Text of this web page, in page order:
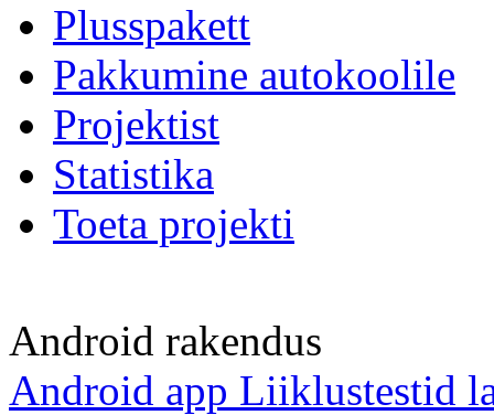
Plusspakett
Pakkumine autokoolile
Projektist
Statistika
Toeta projekti
Android rakendus
Android app Liiklustestid